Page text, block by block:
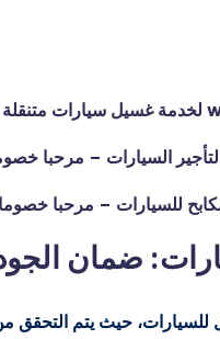
ضمان
حيث يتم التحقق من